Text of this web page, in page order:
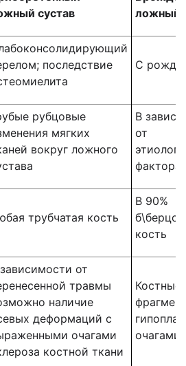
сустав
ложный
последствие
С
рубцовые
мягких
вокруг ложного
В
от
фактора
трубчатая кость
В 90%
кость
от
травмы
наличие
деформаций с
очагами
костной ткани
Костные
очагами